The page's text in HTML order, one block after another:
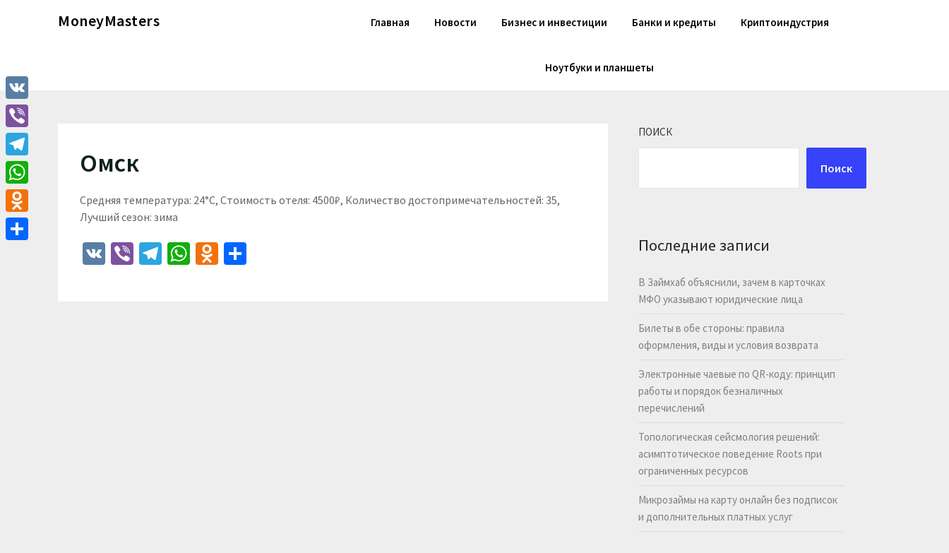
MoneyMasters Главная Новости Бизнес и инвестиции Банки и кредиты Криптоиндустрия
Ноутбуки и планшеты
Омск
Средняя температура: 24°C, Стоимость отеля: 4500₽, Количество достопримечательностей: 35,
Лучший сезон: зима
VK ViberTelegram
WhatsApp
Odnoklassniki
ПОИСК
Поиск
Последние записи
В Займхаб объяснили, зачем в карточках
МФО указывают юридические лица
Билеты в обе стороны: правила
оформления, виды и условия возврата
Электронные чаевые по QR-коду: принцип
работы и порядок безналичных
перечислений
Топологическая сейсмология решений:
асимптотическое поведение Roots при
ограниченных ресурсов
Микрозаймы на карту онлайн без подписок
и дополнительных платных услуг
VK
Viber
Telegram
WhatsApp
Odnoklassniki